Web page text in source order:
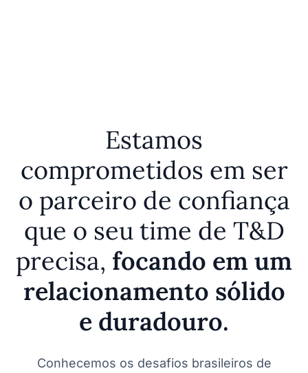
Estamos
comprometidos em ser
o parceiro de confiança
que o seu time de T&D
precisa, focando em um
relacionamento sólido
e duradouro.
Conhecemos os desafios brasileiros de